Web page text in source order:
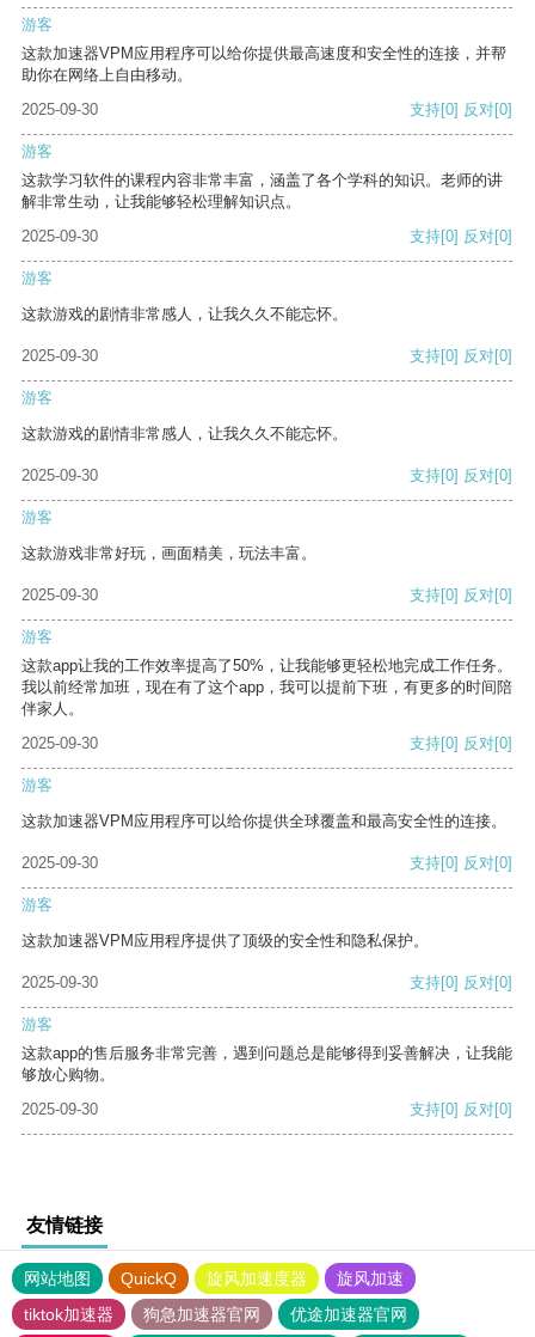
游客
这款加速器VPM应用程序可以给你提供最高速度和安全性的连接，并帮
助你在网络上自由移动。
2025-09-30
支持[0] 反对[0]
游客
这款学习软件的课程内容非常丰富，涵盖了各个学科的知识。老师的讲
解非常生动，让我能够轻松理解知识点。
2025-09-30
支持[0] 反对[0]
游客
这款游戏的剧情非常感人，让我久久不能忘怀。
2025-09-30 支持[0] 反对[0]
游客
这款游戏的剧情非常感人，让我久久不能忘怀。
2025-09-30 支持[0] 反对[0]
游客
这款游戏非常好玩，画面精美，玩法丰富。
2025-09-30 支持[0] 反对[0]
游客
这款app让我的工作效率提高了50%，让我能够更轻松地完成工作任务。
我以前经常加班，现在有了这个app，我可以提前下班，有更多的时间陪
伴家人。
2025-09-30
支持[0] 反对[0]
游客
这款加速器VPM应用程序可以给你提供全球覆盖和最高安全性的连接。
2025-09-30 支持[0] 反对[0]
游客
这款加速器VPM应用程序提供了顶级的安全性和隐私保护。
2025-09-30 支持[0] 反对[0]
游客
这款app的售后服务非常完善，遇到问题总是能够得到妥善解决，让我能
够放心购物。
2025-09-30
支持[0] 反对[0]
友情链接
网站地图 QuickQ 旋风加速度器
旋风加速
tiktok加速器
狗急加速器官网 优途加速器官网